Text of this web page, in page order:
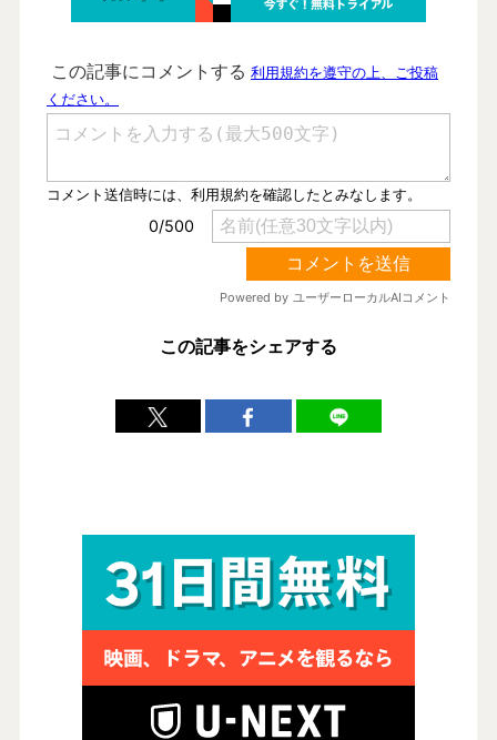
この記事をシェアする